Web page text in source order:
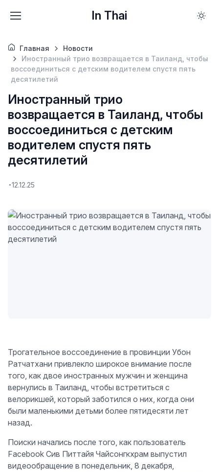
In Thai
Главная
Новости
Иностранный трио возвращается в Таиланд, чтобы
воссоединиться с детским водителем спустя пять
десятилетий
Иностранный трио
возвращается в Таиланд, чтобы
воссоединиться с детским
водителем спустя пять
десятилетий
12.12.25
Трогательное воссоединение в провинции Убон
Ратчатхани привлекло широкое внимание после
того, как двое иностранных мужчин и женщина
вернулись в Таиланд, чтобы встретиться с
велорикшей, который заботился о них, когда они
были маленькими детьми более пятидесяти лет
назад.
Поиски начались после того, как пользователь
Facebook Сив Питтайя Чайсонгкхрам выпустил
видеообращение в понедельник, 8 декабря,